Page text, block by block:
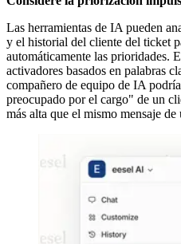
Las herramientas de IA pueden
y el historial del cliente del ticket
automáticamente las prioridades.
activadores basados en palabras
compañero de equipo de IA
preocupado por el cargo" de un
más alta que el mismo mensaje